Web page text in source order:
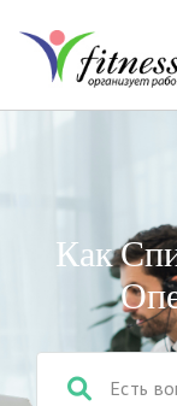
Как